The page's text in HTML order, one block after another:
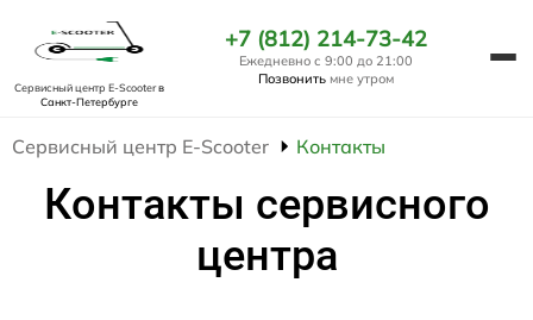
Сервисный центр E-Scooterв
Санкт-Петербурге
+7 (812) 214-73-42
Ежедневно с 9:00 до 21:00
Позвонить мне утром
Сервисный центр E-Scooter Контакты
Контакты сервисного
центра